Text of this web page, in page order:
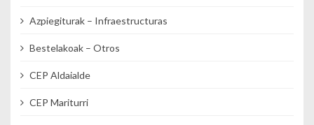
Azpiegiturak – Infraestructuras
Bestelakoak – Otros
CEP Aldaialde
CEP Mariturri